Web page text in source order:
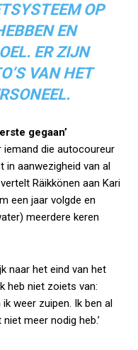
OP
EN
ER ZIJN
VAN HET
gegaan’
iemand die autocoureur
in aanwezigheid van al
Räikkönen aan Kari
een jaar volgde en
meerdere keren
naar het eind van het
heb niet zoiets van:
weer zuipen. Ik ben al
meer nodig heb.’